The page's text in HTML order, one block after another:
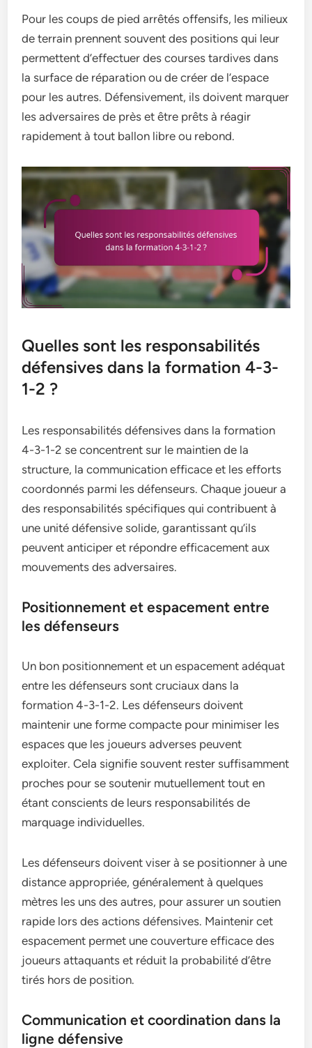
Pour les coups de pied arrêtés offensifs, les milieux
de terrain prennent souvent des positions qui leur
permettent d’effectuer des courses tardives dans
la surface de réparation ou de créer de l’espace
pour les autres. Défensivement, ils doivent marquer
les adversaires de près et être prêts à réagir
rapidement à tout ballon libre ou rebond.
Quelles sont les responsabilités
défensives dans la formation 4-3-
1-2 ?
Les responsabilités défensives dans la formation
4-3-1-2 se concentrent sur le maintien de la
structure, la communication efficace et les efforts
coordonnés parmi les défenseurs. Chaque joueur a
des responsabilités spécifiques qui contribuent à
une unité défensive solide, garantissant qu’ils
peuvent anticiper et répondre efficacement aux
mouvements des adversaires.
Positionnement et espacement entre
les défenseurs
Un bon positionnement et un espacement adéquat
entre les défenseurs sont cruciaux dans la
formation 4-3-1-2. Les défenseurs doivent
maintenir une forme compacte pour minimiser les
espaces que les joueurs adverses peuvent
exploiter. Cela signifie souvent rester suffisamment
proches pour se soutenir mutuellement tout en
étant conscients de leurs responsabilités de
marquage individuelles.
Les défenseurs doivent viser à se positionner à une
distance appropriée, généralement à quelques
mètres les uns des autres, pour assurer un soutien
rapide lors des actions défensives. Maintenir cet
espacement permet une couverture efficace des
joueurs attaquants et réduit la probabilité d’être
tirés hors de position.
Communication et coordination dans la
ligne défensive